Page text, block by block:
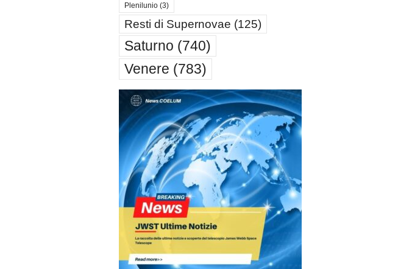
Plenilunio(3)
Resti di Supernovae (125)
Saturno (740)
Venere (783)